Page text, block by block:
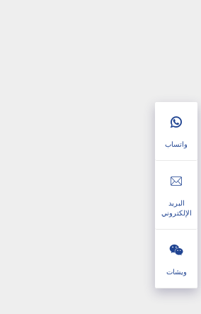
واتساب
البريد
الإلكتروني
ويشات